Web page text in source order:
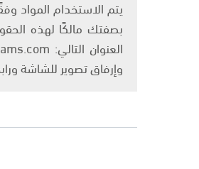
بصفتك مالكًا لهذه
وإرفاق تصوير للشاشة